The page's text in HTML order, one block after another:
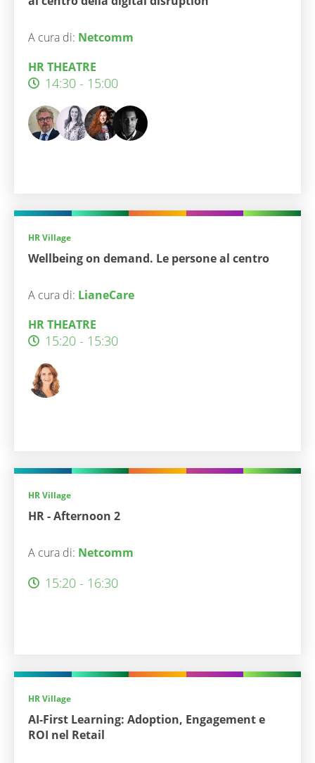
A cura di: Netcomm
HR THEATRE
14:30 - 15:00
HR Village
Wellbeing on demand. Le persone al centro
A cura di: LianeCare
HR THEATRE
15:20 - 15:30
HR Village
HR - Afternoon 2
A cura di: Netcomm
15:20 - 16:30
HR Village
AI-First Learning: Adoption, Engagement e
ROI nel Retail